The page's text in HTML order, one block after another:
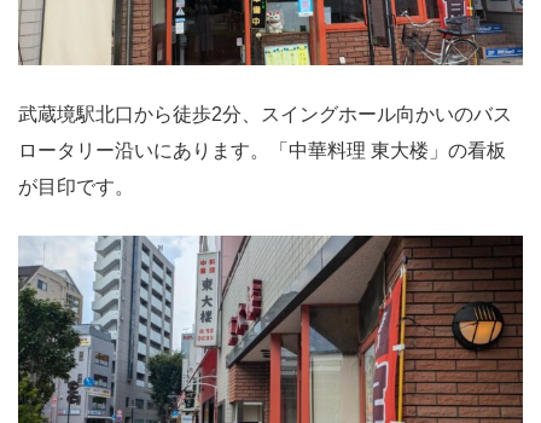
武蔵境駅北口から徒歩2分、スイングホール向かいのバス
ロータリー沿いにあります。「中華料理 東大楼」の看板
が目印です。